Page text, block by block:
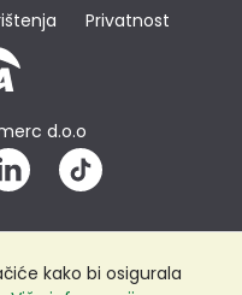
Privatnost
d.o.o
kako bi osigurala